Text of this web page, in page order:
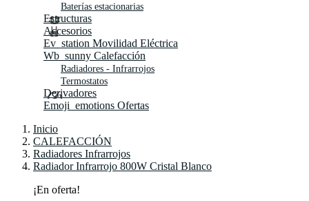
Baterías estacionarias
Estructuras
Accesorios
Ev_station Movilidad Eléctrica
Wb_sunny Calefacción
Radiadores - Infrarrojos
Termostatos
Derivadores
Emoji_emotions Ofertas
Inicio
CALEFACCIÓN
Radiadores Infrarrojos
Radiador Infrarrojo 800W Cristal Blanco
¡En oferta!